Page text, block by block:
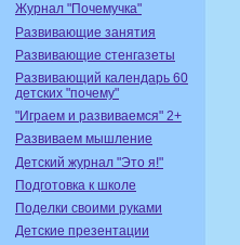
Журнал "Почемучка"
Развивающие занятия
Развивающие стенгазеты
Развивающий календарь 60
детских "почему"
"Играем и развиваемся" 2+
Развиваем мышление
Детский журнал "Это я!"
Подготовка к школе
Поделки своими руками
Детские презентации